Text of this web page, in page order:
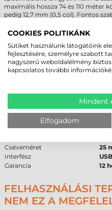
maximális hossza 74 és 110 méter
pedig 12,7 mm (0,5 col). Fontos
nyomtatófej széleit az idő előtti
HONEYWELL
MŰSZAKI
Paraméter
Modell
Technológia
Felbontás
Cséveméret
25
Interfész
USB
Garancia
12
FELHASZNÁLÁSI
NEM EZ A
COOKIES POLITIKÁNK
Sütiket használunk látogatóink
fejlesztésére, személyre szabott
nagyszerű weboldalélmény
kapcsolatos további
Mindent
Elfogadom